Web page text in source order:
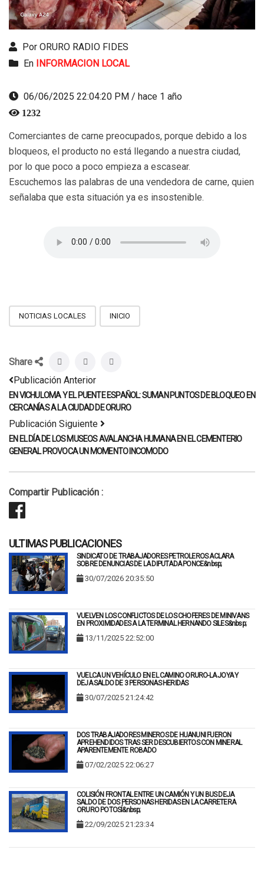
Por ORURO RADIO FIDES
En
INFORMACION LOCAL
06/06/2025 22:04:20 PM / hace 1 año
1232
Comerciantes de carne preocupados, porque debido a los
bloqueos, el producto no está llegando a nuestra ciudad,
por lo que poco a poco empieza a escasear.
Escuchemos las palabras de una vendedora de carne, quien
señalaba que esta situación ya es insostenible.
NOTICIAS LOCALES INICIO
Share
Publicación Anterior
EN VICHULOMA Y EL PUENTE ESPAÑOL: SUMAN PUNTOS DE BLOQUEO EN
CERCANÍAS A LA CIUDAD DE ORURO
Publicación Siguiente
EN EL DÍA DE LOS MUSEOS AVALANCHA HUMANA EN EL CEMENTERIO
GENERAL PROVOCA UN MOMENTO INCOMODO
Compartir Publicación :
ULTIMAS PUBLICACIONES
SINDICATO DE TRABAJADORES PETROLEROS ACLARA
SOBRE DENUNCIAS DE LA DIPUTADA PONCE&nbsp;
30/07/2026 20:35:50
VUELVEN LOS CONFLICTOS DE LOS CHOFERES DE MINIVANS
EN PROXIMIDADES A LA TERMINAL HERNANDO SILES&nbsp;
13/11/2025 22:52:00
VUELCA UN VEHÍCULO EN EL CAMINO ORURO-LA JOYA Y
DEJA SALDO DE 3 PERSONAS HERIDAS
30/07/2025 21:24:42
DOS TRABAJADORES MINEROS DE HUANUNI FUERON
APREHENDIDOS TRAS SER DESCUBIERTOS CON MINERAL
APARENTEMENTE ROBADO
07/02/2025 22:06:27
COLISIÓN FRONTAL ENTRE UN CAMIÓN Y UN BUS DEJA
SALDO DE DOS PERSONAS HERIDAS EN LA CARRETERA
ORURO POTOSÍ&nbsp;
22/09/2025 21:23:34